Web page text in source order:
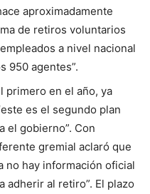
aproximadamente
de retiros voluntarios
a nivel nacional
950 agentes”.
primero en el año, ya
es el segundo plan
el gobierno”. Con
gremial aclaró que
no hay información oficial
adherir al retiro”. El plazo